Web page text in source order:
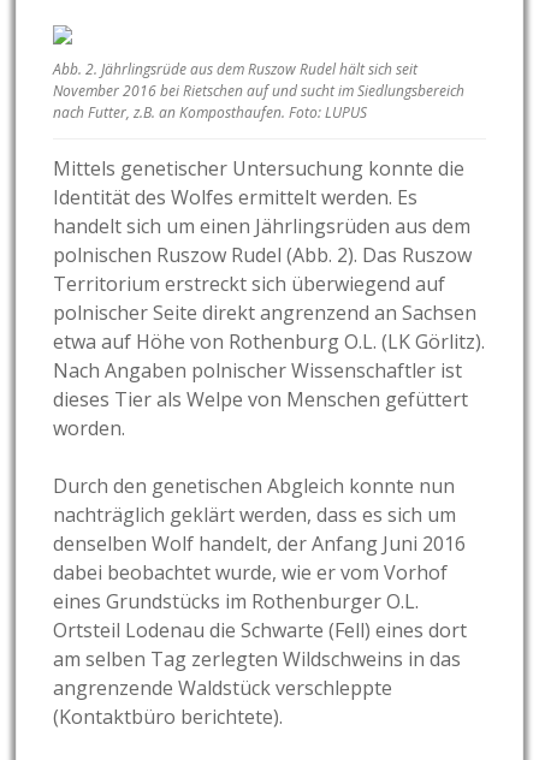
Abb. 2. Jährlingsrüde aus dem Ruszow Rudel hält sich seit
November 2016 bei Rietschen auf und sucht im Siedlungsbereich
nach Futter, z.B. an Komposthaufen. Foto: LUPUS
Mittels genetischer Untersuchung konnte die
Identität des Wolfes ermittelt werden. Es
handelt sich um einen Jährlingsrüden aus dem
polnischen Ruszow Rudel (Abb. 2). Das Ruszow
Territorium erstreckt sich überwiegend auf
polnischer Seite direkt angrenzend an Sachsen
etwa auf Höhe von Rothenburg O.L. (LK Görlitz).
Nach Angaben polnischer Wissenschaftler ist
dieses Tier als Welpe von Menschen gefüttert
worden.
Durch den genetischen Abgleich konnte nun
nachträglich geklärt werden, dass es sich um
denselben Wolf handelt, der Anfang Juni 2016
dabei beobachtet wurde, wie er vom Vorhof
eines Grundstücks im Rothenburger O.L.
Ortsteil Lodenau die Schwarte (Fell) eines dort
am selben Tag zerlegten Wildschweins in das
angrenzende Waldstück verschleppte
(Kontaktbüro berichtete).